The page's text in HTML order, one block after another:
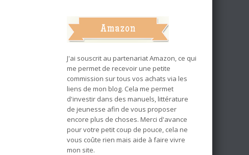
J'ai souscrit au partenariat Amazon, ce qui
me permet de recevoir une petite
commission sur tous vos achats via les
liens de mon blog. Cela me permet
d'investir dans des manuels, littérature
de jeunesse afin de vous proposer
encore plus de choses. Merci d'avance
pour votre petit coup de pouce, cela ne
vous coûte rien mais aide à faire vivre
mon site.